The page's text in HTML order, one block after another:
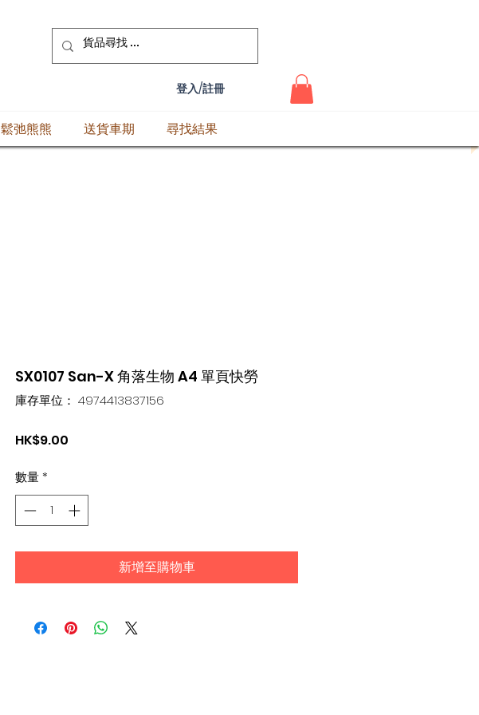
登入/註冊
鬆弛熊熊 送貨車期 尋找結果
SX0107 San-X 角落生物 A4 單頁快勞
庫存單位： 4974413837156
HK$9.00
數量*
新增至購物車